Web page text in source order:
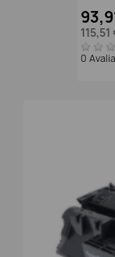
115,51
0